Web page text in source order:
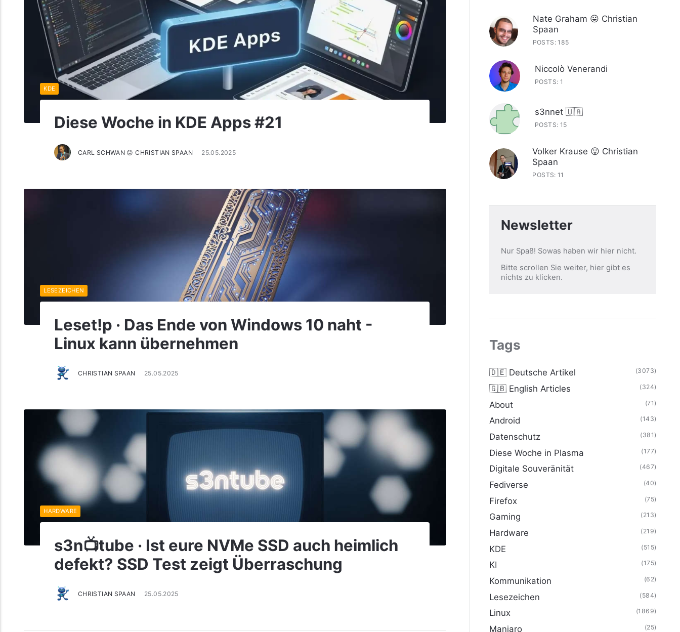
Diese Woche in KDE Apps #21
CARL SCHWAN 😛 CHRISTIAN SPAAN 25.05.2025
KDE
Leset!p · Das Ende von Windows 10 naht -
Linux kann übernehmen
CHRISTIAN SPAAN 25.05.2025
LESEZEICHEN
s3n📺tube · Ist eure NVMe SSD auch heimlich
defekt? SSD Test zeigt Überraschung
CHRISTIAN SPAAN 25.05.2025
HARDWARE
Nate Graham 😛 Christian
Spaan
POSTS: 185
Niccolò Venerandi
POSTS: 1
s3nnet 🇺🇦
POSTS: 15
Volker Krause 😛 Christian
Spaan
POSTS: 11
Newsletter
Nur Spaß! Sowas haben wir hier nicht.
Bitte scrollen Sie weiter, hier gibt es
nichts zu klicken.
Tags
🇩🇪 Deutsche Artikel (3073)
🇬🇧 English Articles (324)
About (71)
Android (143)
Datenschutz (381)
Diese Woche in Plasma (177)
Digitale Souveränität (467)
Fediverse (40)
Firefox (75)
Gaming (213)
Hardware (219)
KDE (515)
KI (175)
Kommunikation (62)
Lesezeichen (584)
Linux (1869)
Manjaro (25)